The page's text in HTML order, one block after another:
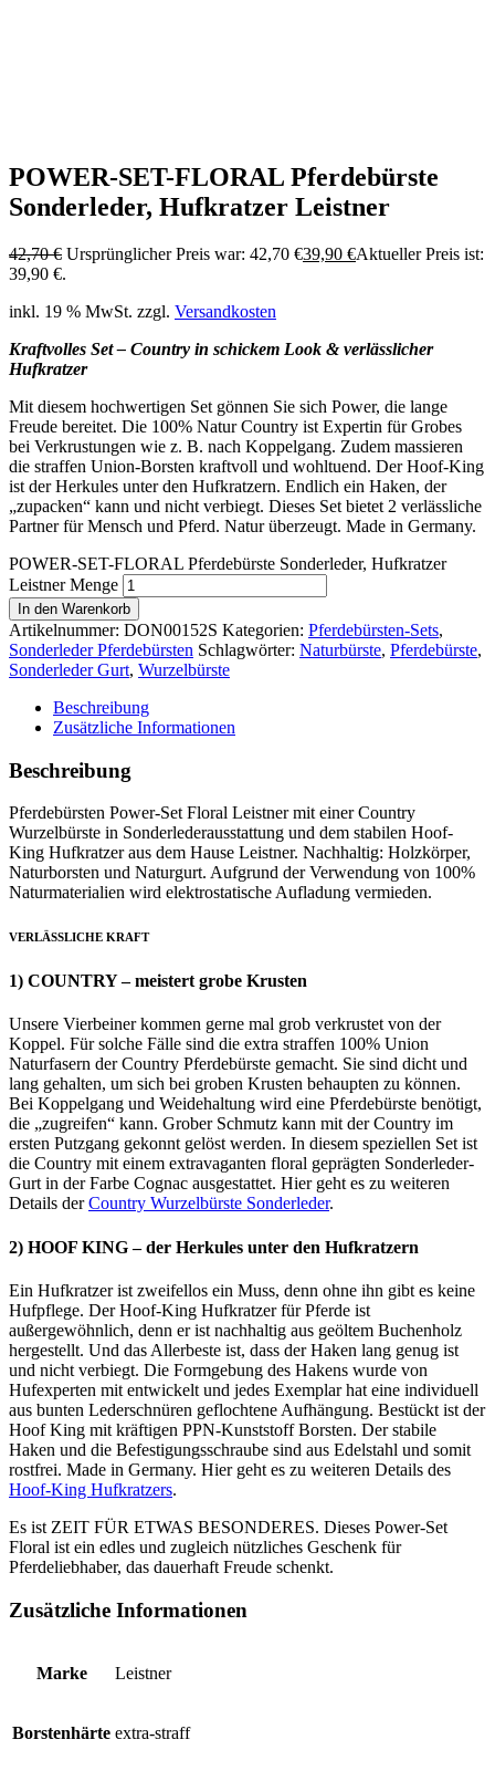
POWER-SET-FLORAL Pferdebürste
Sonderleder, Hufkratzer Leistner
42,70€ Ursprünglicher Preis war: 42,70 €39,90 €Aktueller Preis ist:
39,90 €.
inkl. 19 % MwSt. zzgl. Versandkosten
Kraftvolles Set – Country in schickem Look & verlässlicher
Hufkratzer
Mit diesem hochwertigen Set gönnen Sie sich Power, die lange
Freude bereitet. Die 100% Natur Country ist Expertin für Grobes
bei Verkrustungen wie z. B. nach Koppelgang. Zudem massieren
die straffen Union-Borsten kraftvoll und wohltuend. Der Hoof-King
ist der Herkules unter den Hufkratzern. Endlich ein Haken, der
„zupacken“ kann und nicht verbiegt. Dieses Set bietet 2 verlässliche
Partner für Mensch und Pferd. Natur überzeugt. Made in Germany.
POWER-SET-FLORAL Pferdebürste Sonderleder, Hufkratzer
Leistner Menge
In den Warenkorb
Artikelnummer: DON00152S Kategorien: Pferdebürsten-Sets,
Sonderleder Pferdebürsten Schlagwörter: Naturbürste, Pferdebürste,
Sonderleder Gurt, Wurzelbürste
Beschreibung
Zusätzliche Informationen
Beschreibung
Pferdebürsten Power-Set Floral Leistner mit einer Country
Wurzelbürste in Sonderlederausstattung und dem stabilen Hoof-
King Hufkratzer aus dem Hause Leistner. Nachhaltig: Holzkörper,
Naturborsten und Naturgurt. Aufgrund der Verwendung von 100%
Naturmaterialien wird elektrostatische Aufladung vermieden.
VERLÄSSLICHE KRAFT
1) COUNTRY – meistert grobe Krusten
Unsere Vierbeiner kommen gerne mal grob verkrustet von der
Koppel. Für solche Fälle sind die extra straffen 100% Union
Naturfasern der Country Pferdebürste gemacht. Sie sind dicht und
lang gehalten, um sich bei groben Krusten behaupten zu können.
Bei Koppelgang und Weidehaltung wird eine Pferdebürste benötigt,
die „zugreifen“ kann. Grober Schmutz kann mit der Country im
ersten Putzgang gekonnt gelöst werden. In diesem speziellen Set ist
die Country mit einem extravaganten floral geprägten Sonderleder-
Gurt in der Farbe Cognac ausgestattet. Hier geht es zu weiteren
Details derCountry Wurzelbürste Sonderleder.
2) HOOF KING – der Herkules unter den Hufkratzern
Ein Hufkratzer ist zweifellos ein Muss, denn ohne ihn gibt es keine
Hufpflege. Der Hoof-King Hufkratzer für Pferde ist
außergewöhnlich, denn er ist nachhaltig aus geöltem Buchenholz
hergestellt. Und das Allerbeste ist, dass der Haken lang genug ist
und nicht verbiegt. Die Formgebung des Hakens wurde von
Hufexperten mit entwickelt und jedes Exemplar hat eine individuell
aus bunten Lederschnüren geflochtene Aufhängung. Bestückt ist der
Hoof King mit kräftigen PPN-Kunststoff Borsten. Der stabile
Haken und die Befestigungsschraube sind aus Edelstahl und somit
rostfrei. Made in Germany. Hier geht es zu weiteren Details des
Hoof-King Hufkratzers.
Es ist ZEIT FÜR ETWAS BESONDERES. Dieses Power-Set
Floral ist ein edles und zugleich nützliches Geschenk für
Pferdeliebhaber, das dauerhaft Freude schenkt.
Zusätzliche Informationen
Marke Leistner
Borstenhärte extra-straff